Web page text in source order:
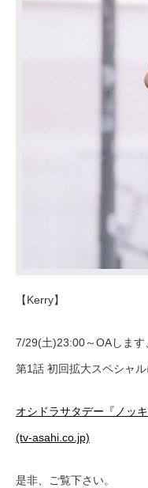
【Kerry】
7/29(土)23:00～OAします
第1話 初回拡大スペシャル
オシドラサタデー『ノッ
(tv-asahi.co.jp)
是非、ご覧下さい。